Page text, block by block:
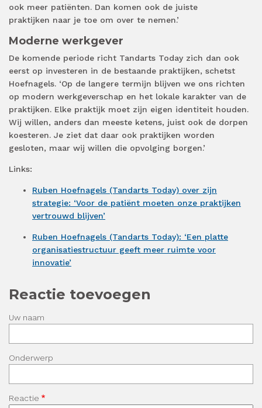
ook meer patiënten. Dan komen ook de juiste
praktijken naar je toe om over te nemen.’
Moderne werkgever
De komende periode richt Tandarts Today zich dan ook
eerst op investeren in de bestaande praktijken, schetst
Hoefnagels. ‘Op de langere termijn blijven we ons richten
op modern werkgeverschap en het lokale karakter van de
praktijken. Elke praktijk moet zijn eigen identiteit houden.
Wij willen, anders dan meeste ketens, juist ook de dorpen
koesteren. Je ziet dat daar ook praktijken worden
gesloten, maar wij willen die opvolging borgen.’
Links:
Ruben Hoefnagels (Tandarts Today) over zijn
strategie: ‘Voor de patiënt moeten onze praktijken
vertrouwd blijven’
Ruben Hoefnagels (Tandarts Today): ‘Een platte
organisatiestructuur geeft meer ruimte voor
innovatie’
Reactie toevoegen
Uw naam
Onderwerp
Reactie